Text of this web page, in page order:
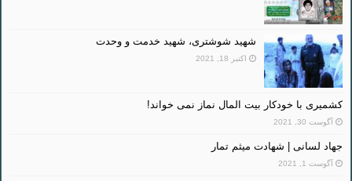
شهید شوشتری، شهید خدمت و وحدت
اکتبر 18, 2021
کشمیری با خودکار بیت المال نماز نمی خواند!
آگوست 30, 2021
جهاد لسانی | شهادت میثم تمار
آگوست 1, 2021